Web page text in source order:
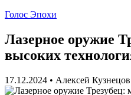
Голос Эпохи
Лазерное оружие
высоких
17.12.2024 • Алексей Кузнецов